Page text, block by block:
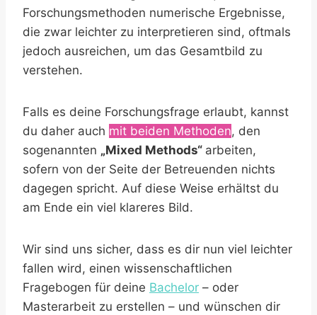
Forschungsmethoden numerische Ergebnisse,
die zwar leichter zu interpretieren sind, oftmals
jedoch ausreichen, um das Gesamtbild zu
verstehen.
Falls es deine Forschungsfrage erlaubt, kannst
du daher auch mit beiden Methoden, den
sogenannten „Mixed Methods“ arbeiten,
sofern von der Seite der Betreuenden nichts
dagegen spricht. Auf diese Weise erhältst du
am Ende ein viel klareres Bild.
Wir sind uns sicher, dass es dir nun viel leichter
fallen wird, einen wissenschaftlichen
Fragebogen für deine Bachelor – oder
Masterarbeit zu erstellen – und wünschen dir